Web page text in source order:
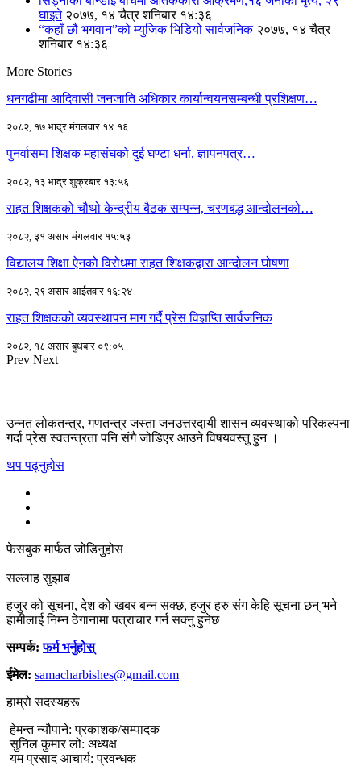
घाइते २०७७, १४ चैत्र शनिबार १४:३६
“कहाँ छौ भगवान”को म्युजिक भिडियो सार्वजनिक २०७७, १४ चैत्र
शनिबार १४:३६
More Stories
धनगढीमा आदिवासी जनजाति अधिकार कार्यान्वयनसम्बन्धी प्रशिक्षण…
२०८२, १७ भाद्र मंगलवार १४:१६
पुनर्वासमा शिक्षक महासंघको दुई घण्टा धर्ना, ज्ञापनपत्र…
२०८२, १३ भाद्र शुक्रबार १३:५६
राहत शिक्षकको चौथो केन्द्रीय बैठक सम्पन्न, चरणबद्ध आन्दोलनको…
२०८२, ३१ असार मंगलवार १५:५३
विद्यालय शिक्षा ऐनको विरोधमा राहत शिक्षकद्वारा आन्दोलन घोषणा
२०८२, २९ असार आईतवार १६:२४
राहत शिक्षकको व्यवस्थापन माग गर्दै प्रेस विज्ञप्ति सार्वजनिक
२०८२, १८ असार बुधबार ०९:०५
Prev Next
उन्नत लोकतन्त्र, गणतन्त्र जस्ता जनउत्तरदायी शासन व्यवस्थाको परिकल्पना
गर्दा प्रेस स्वतन्त्रता पनि संगै जोडिएर आउने विषयवस्तु हुन ।
थप पढ्नुहोस
फेसबुक मार्फत जोडिनुहोस
सल्लाह सुझाब
हजुर को सूचना, देश को खबर बन्न सक्छ, हजुर हरु संग केहि सूचना छन् भने
हामीलाई निम्न ठेगानामा पत्राचार गर्न सक्नु हुनेछ
सम्पर्क:फर्म भर्नुहोस्
ईमेल: samacharbishes@gmail.com
हाम्रो सदस्यहरू
हेमन्त न्यौपाने: प्रकाशक/सम्पादक
सुनिल कुमार लो: अध्यक्ष
यम प्रसाद आचार्य: प्रवन्धक